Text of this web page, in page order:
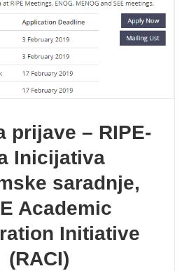
prijave – RIPE-
Inicijativa
saradnje,
Academic
Initiative
(RACI)